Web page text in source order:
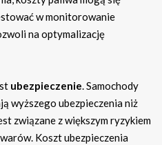
w monitorowanie
na optymalizację
ubezpieczenie. Samochody
wyższego ubezpieczenia niż
związane z większym ryzykiem
Koszt ubezpieczenia